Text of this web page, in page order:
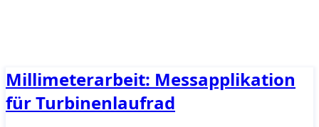
Millimeterarbeit: Messapplikation
für Turbinenlaufrad